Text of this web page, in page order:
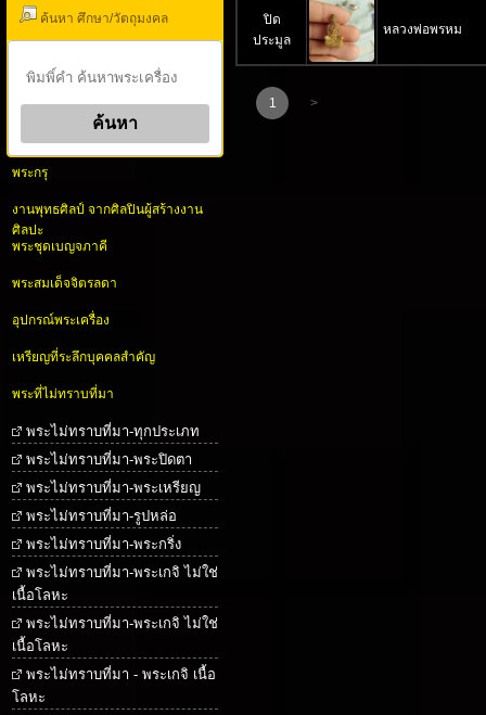
ค้นหา ศึกษา/วัตถุมงคล
พระกรุ
งานพุทธศิลป์ จากศิลปินผู้สร้างงาน
ศิลปะ
พระชุดเบญจภาคี
พระสมเด็จจิตรลดา
อุปกรณ์พระเครื่อง
เหรียญที่ระลึกบุคคลสำคัญ
พระที่ไม่ทราบที่มา
พระไม่ทราบที่มา-ทุกประเภท
พระไม่ทราบที่มา-พระปิดตา
พระไม่ทราบที่มา-พระเหรียญ
พระไม่ทราบที่มา-รูปหล่อ
พระไม่ทราบที่มา-พระกริ่ง
พระไม่ทราบที่มา-พระเกจิ ไม่ใช่
เนื้อโลหะ
พระไม่ทราบที่มา-พระเกจิ ไม่ใช่
เนื้อโลหะ
พระไม่ทราบที่มา - พระเกจิ เนื้อ
โลหะ
ปิด
ประมูล
หลวงพ่อ​พรหม​
1 >